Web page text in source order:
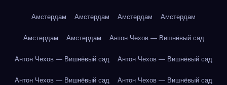
Амстердам Амстердам Амстердам Амстердам
Амстердам Амстердам Антон Чехов — Вишнёвый сад
Антон Чехов — Вишнёвый сад Антон Чехов — Вишнёвый сад
Антон Чехов — Вишнёвый сад Антон Чехов — Вишнёвый сад